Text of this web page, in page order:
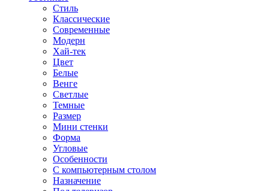
Стиль
Классические
Современные
Модерн
Хай-тек
Цвет
Белые
Венге
Светлые
Темные
Размер
Мини стенки
Форма
Угловые
Особенности
С компьютерным столом
Назначение